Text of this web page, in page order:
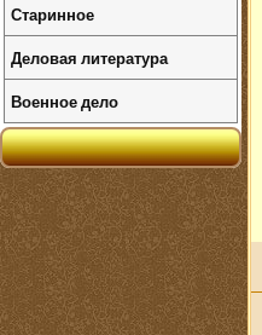
Старинное
Деловая литература
Военное дело